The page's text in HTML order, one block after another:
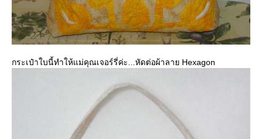
กระเป๋าใบนี้ทำให้แม่คุณเจอร์รี่ค่ะ...หัดต่อผ้าลาย Hexagon